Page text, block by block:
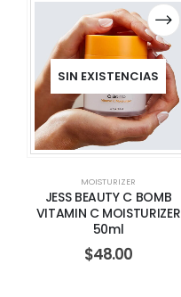
SIN EXISTENCIAS
MOISTURIZER
JESS BEAUTY C BOMB
VITAMIN C MOISTURIZER
50ml
$48.00